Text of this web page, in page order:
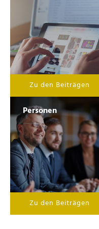
Zu den Beiträgen
Personen
Zu den Beiträgen